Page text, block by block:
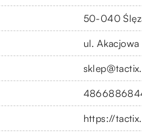
50-040
ul.
https://